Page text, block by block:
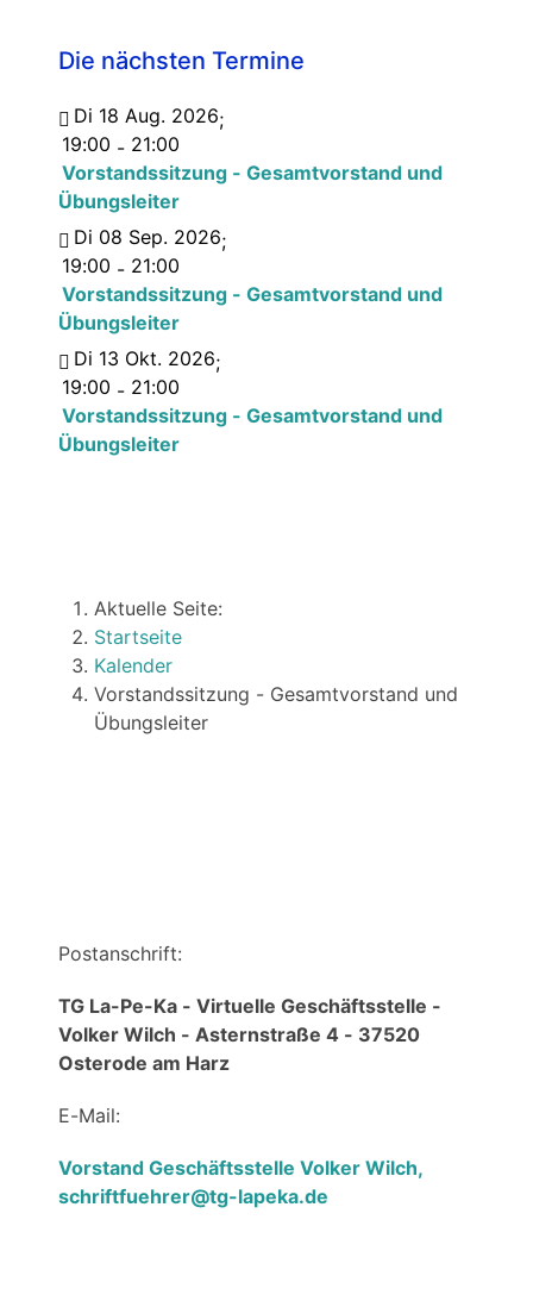
Die nächsten Termine
Di 18 Aug. 2026;
19:00 - 21:00
Vorstandssitzung - Gesamtvorstand und
Übungsleiter
Di 08 Sep. 2026;
19:00 - 21:00
Vorstandssitzung - Gesamtvorstand und
Übungsleiter
Di 13 Okt. 2026;
19:00 - 21:00
Vorstandssitzung - Gesamtvorstand und
Übungsleiter
Aktuelle Seite:
Startseite
Kalender
Vorstandssitzung - Gesamtvorstand und
Übungsleiter
Postanschrift:
TG La-Pe-Ka - Virtuelle Geschäftsstelle -
Volker Wilch - Asternstraße 4 - 37520
Osterode am Harz
E-Mail:
Vorstand Geschäftsstelle Volker Wilch,
schriftfuehrer@tg-lapeka.de